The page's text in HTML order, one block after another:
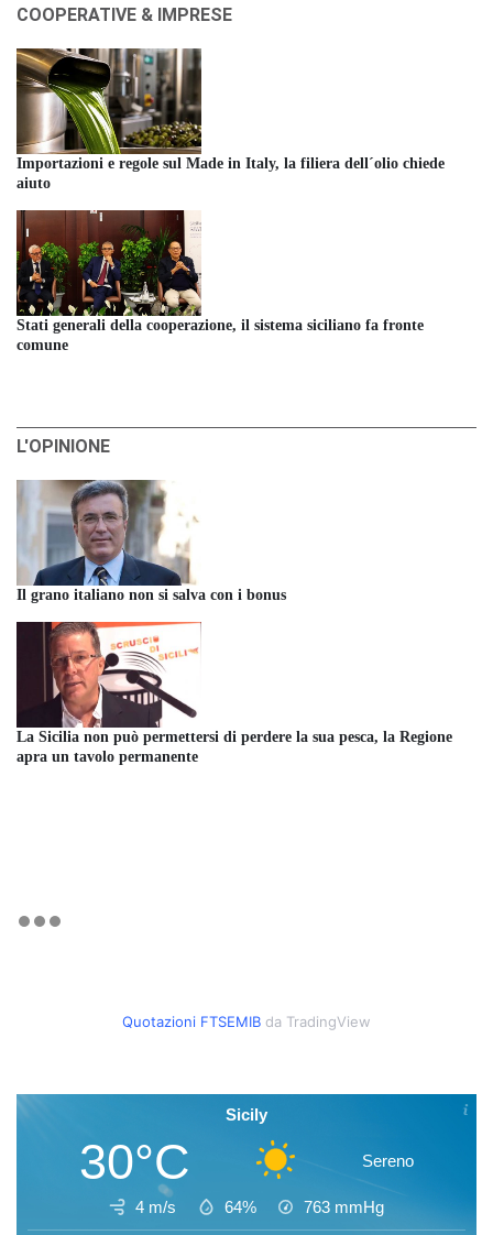
COOPERATIVE & IMPRESE
Importazioni e regole sul Made in Italy, la filiera dell´olio chiede
aiuto
Stati generali della cooperazione, il sistema siciliano fa fronte
comune
L'OPINIONE
Il grano italiano non si salva con i bonus
La Sicilia non può permettersi di perdere la sua pesca, la Regione
apra un tavolo permanente
Quotazioni FTSEMIB da TradingView
Sicily
30°C Sereno
4 m/s 64% 763 mmHg